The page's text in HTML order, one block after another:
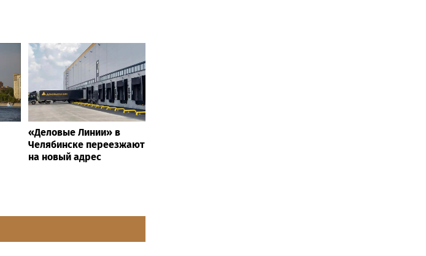
«Деловые Линии» в
Челябинске переезжают
на новый адрес